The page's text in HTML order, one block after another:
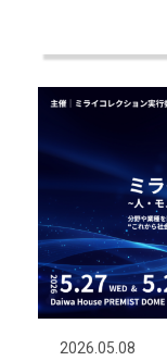
2026.05.08